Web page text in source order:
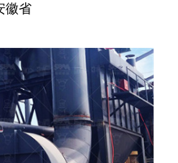
徽省